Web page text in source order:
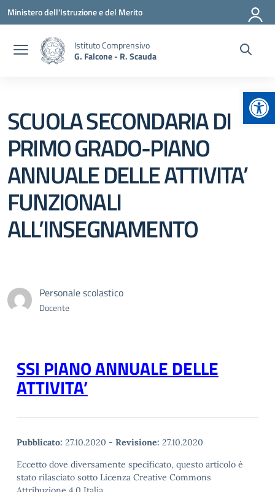
Vai ai contenuti
Vai al menu di navigazione
Vai al footer
Ministero dell'Istruzione e del Merito
Istituto Comprensivo
G. Falcone - R. Scauda
SCUOLA SECONDARIA DI
PRIMO GRADO-PIANO
ANNUALE DELLE ATTIVITA’
FUNZIONALI
ALL’INSEGNAMENTO
Personale scolastico
Docente
SSI PIANO ANNUALE DELLE
ATTIVITA’
Pubblicato: 27.10.2020 - Revisione: 27.10.2020
Eccetto dove diversamente specificato, questo articolo è
stato rilasciato sotto Licenza Creative Commons